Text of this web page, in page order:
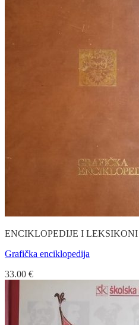
ENCIKLOPEDIJE I LEKSIKONI
Grafička enciklopedija
33.00 €